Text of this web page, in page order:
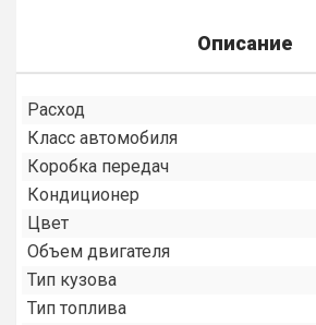
Описание
Расход
Класс автомобиля
Коробка передач
Кондиционер
Цвет
Объем двигателя
Тип кузова
Тип топлива